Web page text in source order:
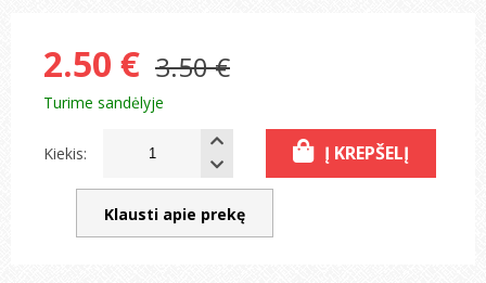
2.50 € 3.50 €
Turime sandėlyje
Kiekis: Į KREPŠELĮ
Klausti apie prekę